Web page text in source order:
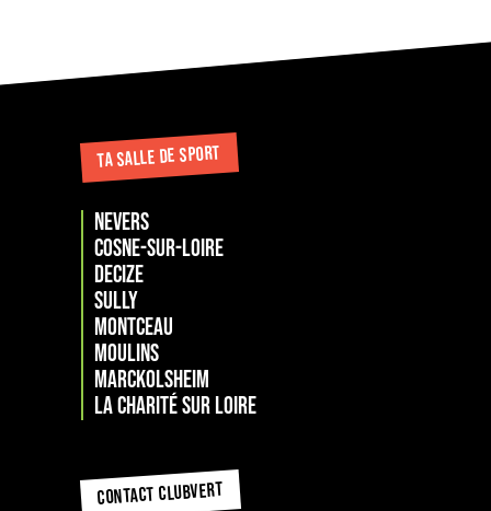
TA SALLE DE SPORT
NEVERS
COSNE-SUR-LOIRE
DECIZE
SULLY
MONTCEAU
MOULINS
Marckolsheim
La Charité sur loire
CONTACT CLUBVERT